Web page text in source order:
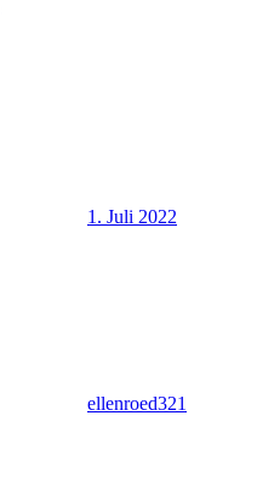
1. Juli 2022
ellenroed321